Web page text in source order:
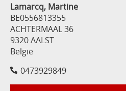
Lamarcq, Martine
BE0556813355
ACHTERMAAL 36
9320 AALST
België
0473929849